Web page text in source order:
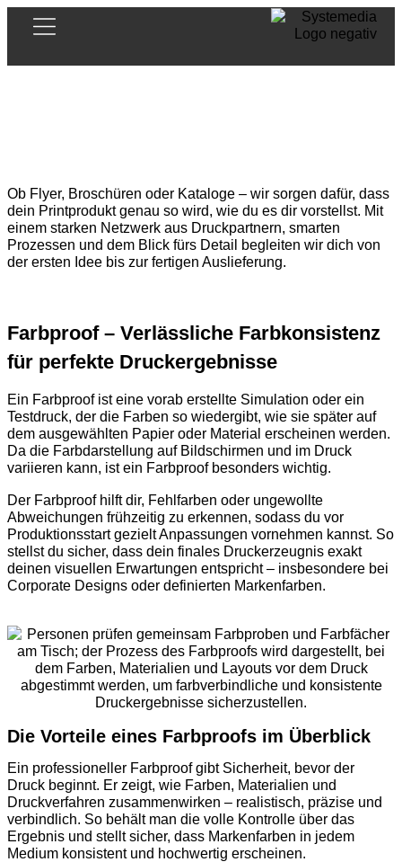
Ob Flyer, Broschüren oder Kataloge – wir sorgen dafür, dass
dein Printprodukt genau so wird, wie du es dir vorstellst. Mit
einem starken Netzwerk aus Druckpartnern, smarten
Prozessen und dem Blick fürs Detail begleiten wir dich von
der ersten Idee bis zur fertigen Auslieferung.
Farbproof – Verlässliche Farbkonsistenz
für perfekte Druckergebnisse
Ein Farbproof ist eine vorab erstellte Simulation oder ein
Testdruck, der die Farben so wiedergibt, wie sie später auf
dem ausgewählten Papier oder Material erscheinen werden.
Da die Farbdarstellung auf Bildschirmen und im Druck
variieren kann, ist ein Farbproof besonders wichtig.
Der Farbproof hilft dir, Fehlfarben oder ungewollte
Abweichungen frühzeitig zu erkennen, sodass du vor
Produktionsstart gezielt Anpassungen vornehmen kannst. So
stellst du sicher, dass dein finales Druckerzeugnis exakt
deinen visuellen Erwartungen entspricht – insbesondere bei
Corporate Designs oder definierten Markenfarben.
Die Vorteile eines Farbproofs im Überblick
Ein professioneller Farbproof gibt Sicherheit, bevor der
Druck beginnt. Er zeigt, wie Farben, Materialien und
Druckverfahren zusammenwirken – realistisch, präzise und
verbindlich. So behält man die volle Kontrolle über das
Ergebnis und stellt sicher, dass Markenfarben in jedem
Medium konsistent und hochwertig erscheinen.